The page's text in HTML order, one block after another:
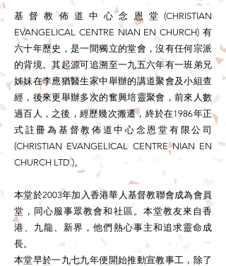
基督教佈道中心念恩堂(CHRISTIAN
EVANGELICAL CENTRE NIAN EN CHURCH) 有
六十年歷史，是一間獨立的堂會，沒有任何宗派
的背境。其起源可追溯至一九五六年有一班弟兄
姊妹在李應猶醫生家中舉辦的講道聚會及小組查
經，後來更舉辦多次的奮興培靈聚會，前來人數
過百人，之後，經歷幾次搬遷，終於在1986年正
式註冊為基督教佈道中心念恩堂有限公司
(CHRISTIAN EVANGELICAL CENTRE NIAN EN
CHURCH LTD.)。
本堂於2003年加入香港華人基督教聯會成為會員
堂，同心服事眾教會和社區。本堂教友來自香
港、九龍、新界，他們熱心事主和追求靈命成
長。
本堂早於一九七九年便開始推動宣教事工，除了